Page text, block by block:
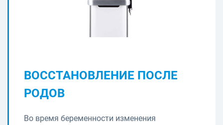
ВОССТАНОВЛЕНИЕ ПОСЛЕ
РОДОВ
Во время беременности изменения